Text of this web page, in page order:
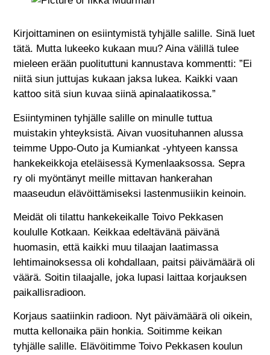
Kirjoittaminen on esiintymistä tyhjälle salille. Sinä luet
tätä. Mutta lukeeko kukaan muu? Aina välillä tulee
mieleen erään puolituttuni kannustava kommentti: ”Ei
niitä siun juttujas kukaan jaksa lukea. Kaikki vaan
kattoo sitä siun kuvaa siinä apinalaatikossa.”
Esiintyminen tyhjälle salille on minulle tuttua
muistakin yhteyksistä. Aivan vuosituhannen alussa
teimme Uppo-Outo ja Kumiankat -yhtyeen kanssa
hankekeikkoja eteläisessä Kymenlaaksossa. Sepra
ry oli myöntänyt meille mittavan hankerahan
maaseudun elävöittämiseksi lastenmusiikin keinoin.
Meidät oli tilattu hankekeikalle Toivo Pekkasen
koululle Kotkaan. Keikkaa edeltävänä päivänä
huomasin, että kaikki muu tilaajan laatimassa
lehtimainoksessa oli kohdallaan, paitsi päivämäärä oli
väärä. Soitin tilaajalle, joka lupasi laittaa korjauksen
paikallisradioon.
Korjaus saatiinkin radioon. Nyt päivämäärä oli oikein,
mutta kellonaika päin honkia. Soitimme keikan
tyhjälle salille. Elävöitimme Toivo Pekkasen koulun